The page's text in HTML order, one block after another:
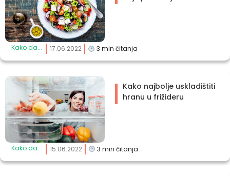
Kako da... 17.06.2022 3 min čitanja
Kako da... 15.06.2022 3 min čitanja
Kako najbolje uskladištiti
hranu u frižideru